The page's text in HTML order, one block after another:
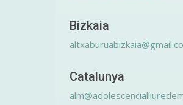
Bizkaia
Catalunya